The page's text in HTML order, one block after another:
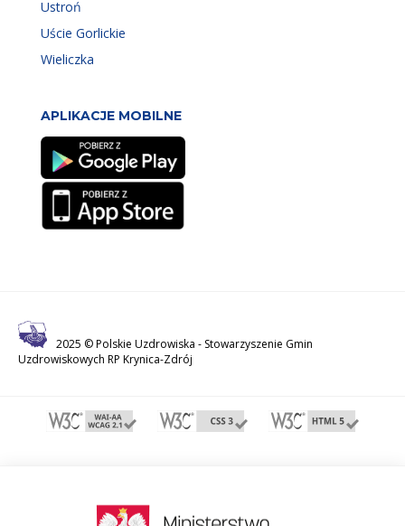
Ustroń
Uście Gorlickie
Wieliczka
APLIKACJE MOBILNE
2025 © Polskie Uzdrowiska - Stowarzyszenie Gmin
Uzdrowiskowych RP Krynica-Zdrój